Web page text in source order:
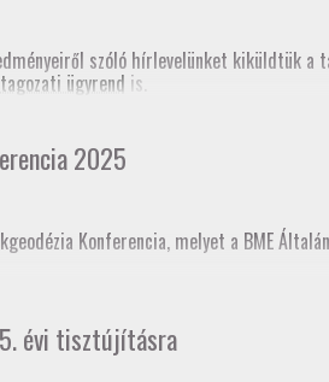
szóló hírlevelünket kiküldtük a
tagozati ügyrend is.
2025
Konferencia, melyet a BME
évi tisztújításra